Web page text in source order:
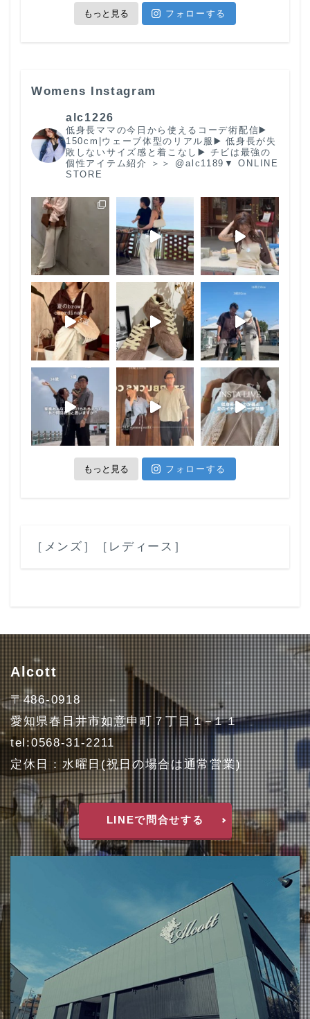
もっと見る フォローする
Womens Instagram
alc1226
低身長ママの今日から使えるコーデ術配信▶️
150cm|ウェーブ体型のリアル服 ▶️ 低身長が失
敗しないサイズ感と着こなし ▶️ チビは最強の
個性 アイテム紹介 ＞＞ @alc1189 ▼ ONLINE
STORE
もっと見る フォローする
［メンズ］ ［レディース］
Alcott
〒486-0918
愛知県春日井市如意申町７丁目１−１１
tel:0568-31-2211
定休日：水曜日(祝日の場合は通常営業)
LINEで問合せする